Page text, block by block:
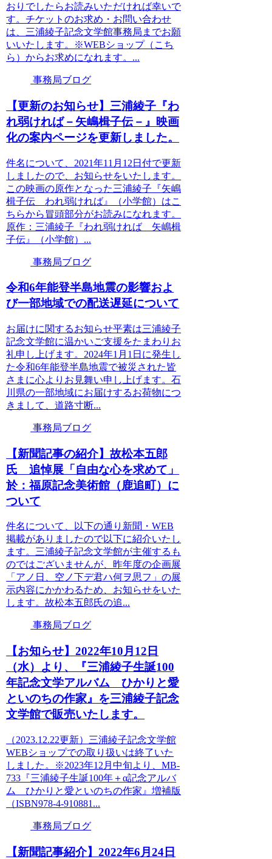
おりでしたらお読みいただければ幸いで
す。チケットのお求め・お問い合わせ
は、三浦綾子記念文学館事務局までお願
いいたします。※WEBショップ（こち
ら）からお求めになれます。...
事務局ブログ
【更新のお知らせ】三浦綾子『わ
れ弱ければ－矢嶋楫子伝－』映画
化の案内ページを更新しました。
件名について、2021年11月12日付で更新
しましたので、お知らせをいたします。
この映画の原作となった三浦綾子『矢嶋
楫子伝 われ弱ければ』（小学館）はこ
ちらから冒頭部分がお読みになれます。
原作：三浦綾子『われ弱ければ 矢嶋楫
子伝』（小学館）...
事務局ブログ
令和6年能登半島地震の影響およ
び一部地域での配送遅延について
お届けに関するお知らせ平素は三浦綾子
記念文学館に温かいご支援をたまわりお
礼申し上げます。2024年1月1日に発生し
た令和6年能登半島地震で被災された皆
さまに心よりお見舞い申し上げます。石
川県の一部地域にお届けするお荷物につ
きまして、道路寸断...
事務局ブログ
【新聞記事の紹介】故松本五郎
氏 追悼展「自由な心を求めて」
於：福原記念美術館（鹿追町）に
ついて
件名について、以下の通り新聞・WEB
掲載がありましたので以下に紹介いたし
ます。三浦綾子記念文学館が主催するも
のではございませんが、昨年度の企画展
「アノ日、空ノ下デ君ハ何ヲ思フ」の展
示内容にかかわるため、お知らせをいた
します。故松本五郎氏の追...
事務局ブログ
【お知らせ】2022年10月12日
（水）より、『三浦綾子生誕100
年記念文学アルバム ひかりと愛
といのちの作家』を三浦綾子記念
文学館で販売いたします。
（2023.12.22更新）三浦綾子記念文学館
WEBショップでの取り扱いは終了いた
しました。※2023年12月中旬より、MB-
733『三浦綾子生誕100年＋α記念アルバ
ム ひかりと愛といのちの作家』増補版
（ISBN978-4-910881...
事務局ブログ
【新聞記事紹介】2022年6月24日